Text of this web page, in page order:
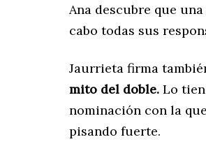
Ana descubre que
cabo todas sus
Jaurrieta firma
mito del doble. Lo
nominación con la
pisando fuerte.